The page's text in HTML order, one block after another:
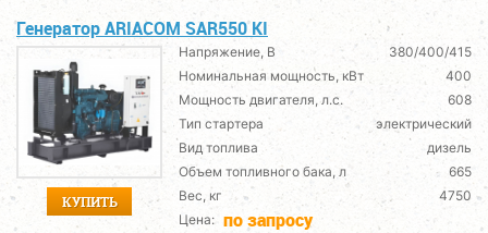
Генератор ARIACOM SAR550 KI
КУПИТЬ
Напряжение, В
380/400/415
Номинальная мощность, кВт
400
Мощность двигателя, л.с.
608
Тип стартера
электрический
Вид топлива
дизель
Объем топливного бака, л
665
Вес, кг
4750
Цена: по запросу